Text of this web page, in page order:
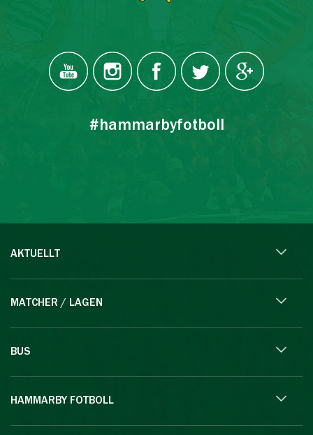
#hammarbyfotboll
AKTUELLT
MATCHER / LAGEN
BUS
HAMMARBY FOTBOLL